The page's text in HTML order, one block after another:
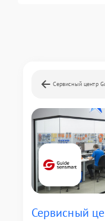
Сервисный центр
Сервисный